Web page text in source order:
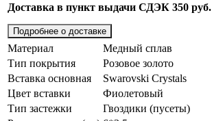
Доставка в пункт выдачи СДЭК 350 руб.
Подробнее о доставке
Материал
Медный сплав
Тип покрытия
Розовое золото
Вставка основная
Swarovski Crystals
Цвет вставки
Фиолетовый
Тип застежки
Гвоздики (пусеты)